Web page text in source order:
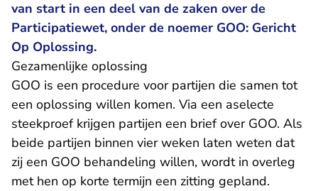
van start in een deel van de zaken over de
Participatiewet, onder de noemer GOO: Gericht
Op Oplossing.
Gezamenlijke oplossing
GOO is een procedure voor partijen die samen tot
een oplossing willen komen. Via een aselecte
steekproef krijgen partijen een brief over GOO. Als
beide partijen binnen vier weken laten weten dat
zij een GOO behandeling willen, wordt in overleg
met hen op korte termijn een zitting gepland.